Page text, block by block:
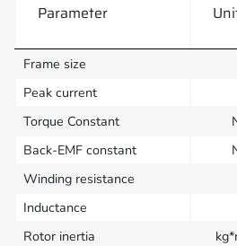
Parameter
Frame size
Peak current
Torque Constant
Back-EMF constant
Winding resistance
Inductance
Rotor inertia